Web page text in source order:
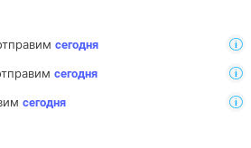
сегодня
сегодня
сегодня